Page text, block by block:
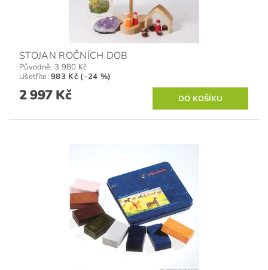
STOJAN ROČNÍCH DOB
Původně: 3 980 Kč
Ušetříte:983 Kč (–24 %)
2 997 Kč